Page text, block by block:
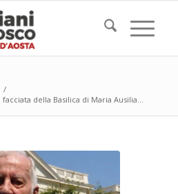
/
della Basilica di Maria Ausilia...